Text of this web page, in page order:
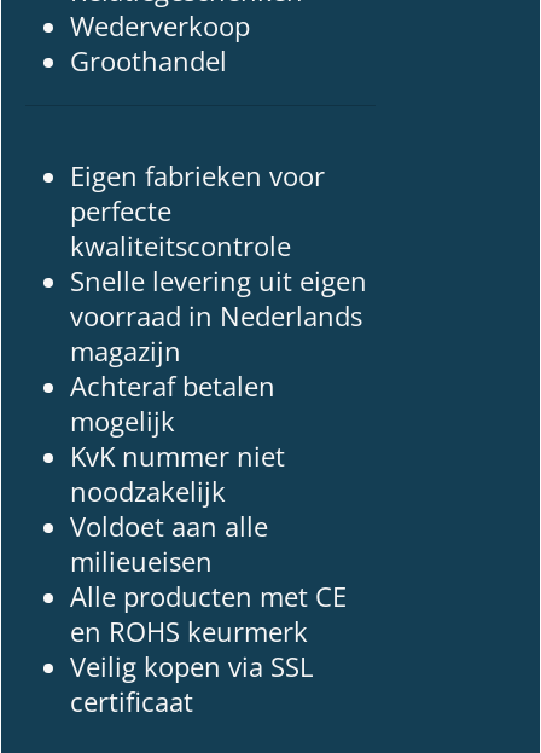
Wederverkoop
Groothandel
Eigen fabrieken voor
perfecte
kwaliteitscontrole
Snelle levering uit eigen
voorraad in Nederlands
magazijn
Achteraf betalen
mogelijk
KvK nummer niet
noodzakelijk
Voldoet aan alle
milieueisen
Alle producten met CE
en ROHS keurmerk
Veilig kopen via SSL
certificaat